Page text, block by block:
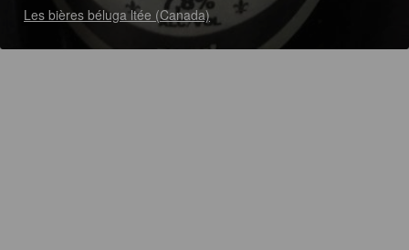
Les bières béluga ltée (Canada)